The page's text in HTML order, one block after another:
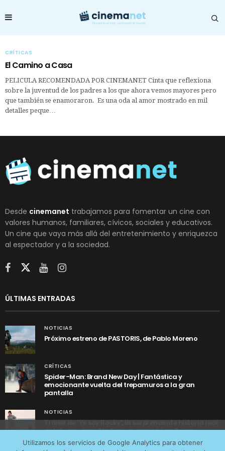
CRÍTICAS
El Camino a Casa
PELICULA RECOMENDADA POR CINEMANET Cinta que reflexiona
sobre la juventud de los padres a los que ahora vemos mayores pero
que también se enamoraron. Es una oda al amor mostrado en mil
detalles peque…
Desde cinemanet trabajamos para fomentar un cine con
valores humanos, familiares, cívicos, sociales y educativos.
Un cine que vaya más allá del entretenimiento y enriquezca
al espectador y a la sociedad.
ÚLTIMAS ENTRADAS
NOTICIAS
Próximo estreno de PASTORIS, de Pablo Moreno
CRÍTICAS
Spider-Man: Brand New Day | Fantástica y
emocionante vuelta del trepamuros a la gran
pantalla
NOTICIAS
Tráiler de ‘Yo soy Rocky’, la sorprendente historia real
detrás de cómo Stallone se convirtió en Rocky
Utilizamos los servicios de Google Analytics para obtener
tráfico web que recibimos y conocer los servicios que